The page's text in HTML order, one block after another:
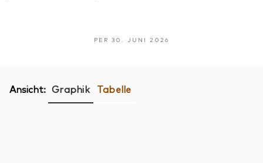
PER 30. JUNI 2026
Ansicht: Graphik Tabelle